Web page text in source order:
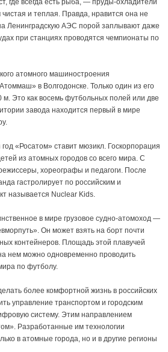
где всегда есть рыба, — пруды-охладители
и теплая. Правда, нравится она не
Ленинградскую АЭС порой заплывают даже
при станциях проводятся чемпионаты по
атомного машиностроения
в Волгодонске. Только один из его
м. Это как восемь футбольных полей или две
завода находится первый в мире
«Росатом» ставит мюзикл. Госкорпорация
из атомных городов со всего мира. С
хореографы и педагоги. После
гастролирует по российским и
называется Nuclear Kids.
в мире грузовое судно-атомоход —
Он может взять на борт почти
контейнеров. Площадь этой плавучей
нем можно одновременно проводить
по футболу.
более комфортной жизнь в российских
управление транспортом и городским
систему. Этим направлением
Разработанные им технологии
в атомные города, но и в другие регионы